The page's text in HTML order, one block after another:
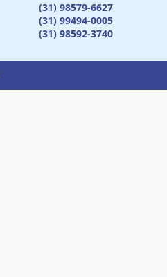
(31) 98579-6627
(31) 99494-0005
(31) 98592-3740